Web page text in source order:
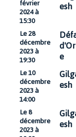
février
2024 à
15:30
esh
Le 28
décembre
2023 à
19:30 e
Le 10
décembre
2023 à
14:00
esh
Le 8
décembre
2023 à esh